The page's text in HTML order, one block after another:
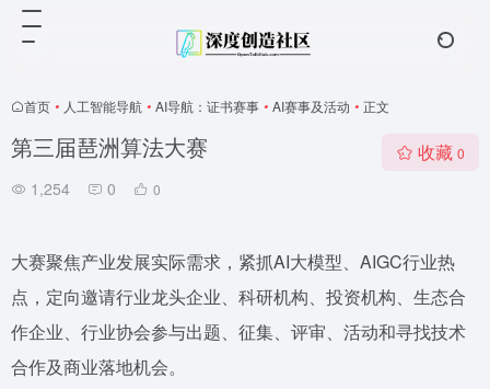
首页 • 人工智能导航 • AI导航：证书赛事 • AI赛事及活动 • 正文
第三届琶洲算法大赛
1,254 0 0
收藏 0
大赛聚焦产业发展实际需求，紧抓AI大模型、AIGC行业热
点，定向邀请行业龙头企业、科研机构、投资机构、生态合
作企业、行业协会参与出题、征集、评审、活动和寻找技术
合作及商业落地机会。